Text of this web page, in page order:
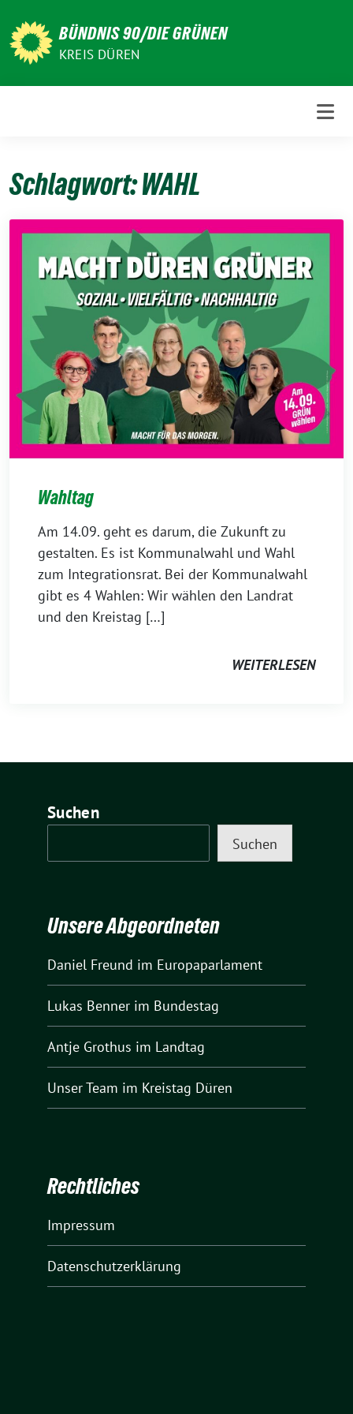
zum
Inhalt
BÜNDNIS 90/DIE GRÜNEN
KREIS DÜREN
Schlagwort:WAHL
Wahltag
Am 14.09. geht es darum, die Zukunft zu
gestalten. Es ist Kommunalwahl und Wahl
zum Integrationsrat. Bei der Kommunalwahl
gibt es 4 Wahlen: Wir wählen den Landrat
und den Kreistag […]
WEITERLESEN
Suchen
Suchen
Unsere Abgeordneten
Daniel Freund im Europaparlament
Lukas Benner im Bundestag
Antje Grothus im Landtag
Unser Team im Kreistag Düren
Rechtliches
Impressum
Datenschutzerklärung